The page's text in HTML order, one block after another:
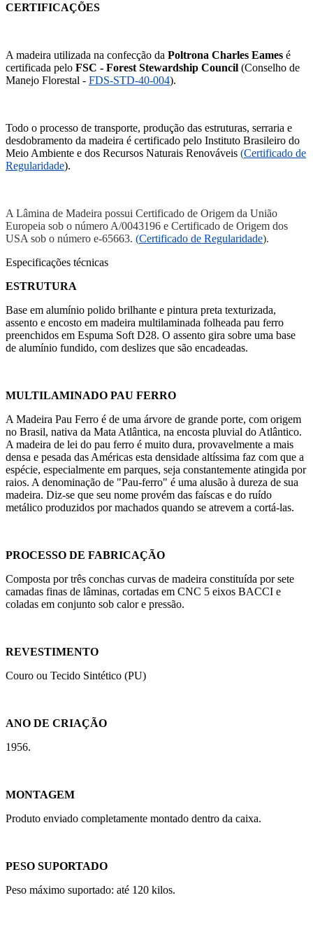
CERTIFICAÇÕES
A madeira utilizada na confecção da Poltrona Charles Eames é
certificada pelo FSC - Forest Stewardship Council (Conselho de
Manejo Florestal - FDS-STD-40-004).
Todo o processo de transporte, produção das estruturas, serraria e
desdobramento da madeira é certificado pelo Instituto Brasileiro do
Meio Ambiente e dos Recursos Naturais Renováveis (Certificado de
Regularidade).
A Lâmina de Madeira possui Certificado de Origem da União
Europeia sob o número A/0043196 e Certificado de Origem dos
USA sob o número e-65663. (Certificado de Regularidade).
Especificações técnicas
ESTRUTURA
Base em alumínio polido brilhante e pintura preta texturizada,
assento e encosto em madeira multilaminada folheada pau ferro
preenchidos em Espuma Soft D28. O assento gira sobre uma base
de alumínio fundido, com deslizes que são encadeadas.
MULTILAMINADO PAU FERRO
A Madeira Pau Ferro é de uma árvore de grande porte, com origem
no Brasil, nativa da Mata Atlântica, na encosta pluvial do Atlântico.
A madeira de lei do pau ferro é muito dura, provavelmente a mais
densa e pesada das Américas esta densidade altíssima faz com que a
espécie, especialmente em parques, seja constantemente atingida por
raios. A denominação de "Pau-ferro" é uma alusão à dureza de sua
madeira. Diz-se que seu nome provém das faíscas e do ruído
metálico produzidos por machados quando se atrevem a cortá-las.
PROCESSO DE FABRICAÇÃO
Composta por três conchas curvas de madeira constituída por sete
camadas finas de lâminas, cortadas em CNC 5 eixos BACCI e
coladas em conjunto sob calor e pressão.
REVESTIMENTO
Couro ou Tecido Sintético (PU)
ANO DE CRIAÇÃO
1956.
MONTAGEM
Produto enviado completamente montado dentro da caixa.
PESO SUPORTADO
Peso máximo suportado: até 120 kilos.